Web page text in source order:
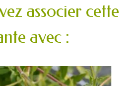
associer cette
avec :